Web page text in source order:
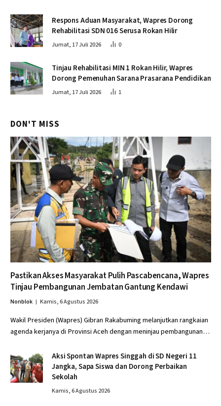
Respons Aduan Masyarakat, Wapres Dorong
Rehabilitasi SDN 016 Serusa Rokan Hilir
Jumat, 17 Juli 2026 0
Tinjau Rehabilitasi MIN 1 Rokan Hilir, Wapres
Dorong Pemenuhan Sarana Prasarana Pendidikan
Jumat, 17 Juli 2026 1
DON'T MISS
Pastikan Akses Masyarakat Pulih Pascabencana, Wapres
Tinjau Pembangunan Jembatan Gantung Kendawi
Nonblok Kamis, 6 Agustus 2026
Wakil Presiden (Wapres) Gibran Rakabuming melanjutkan rangkaian
agenda kerjanya di Provinsi Aceh dengan meninjau pembangunan…
Aksi Spontan Wapres Singgah di SD Negeri 11
Jangka, Sapa Siswa dan Dorong Perbaikan
Sekolah
Kamis, 6 Agustus 2026